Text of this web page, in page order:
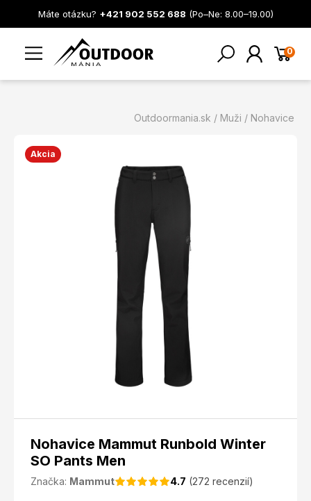
Máte otázku? +421 902 552 688 (Po–Ne: 8.00–19.00)
0
Outdoormania.sk Muži Nohavice
Akcia
Nohavice Mammut Runbold Winter
SO Pants Men
Značka: Mammut 4.7 (272 recenzií)